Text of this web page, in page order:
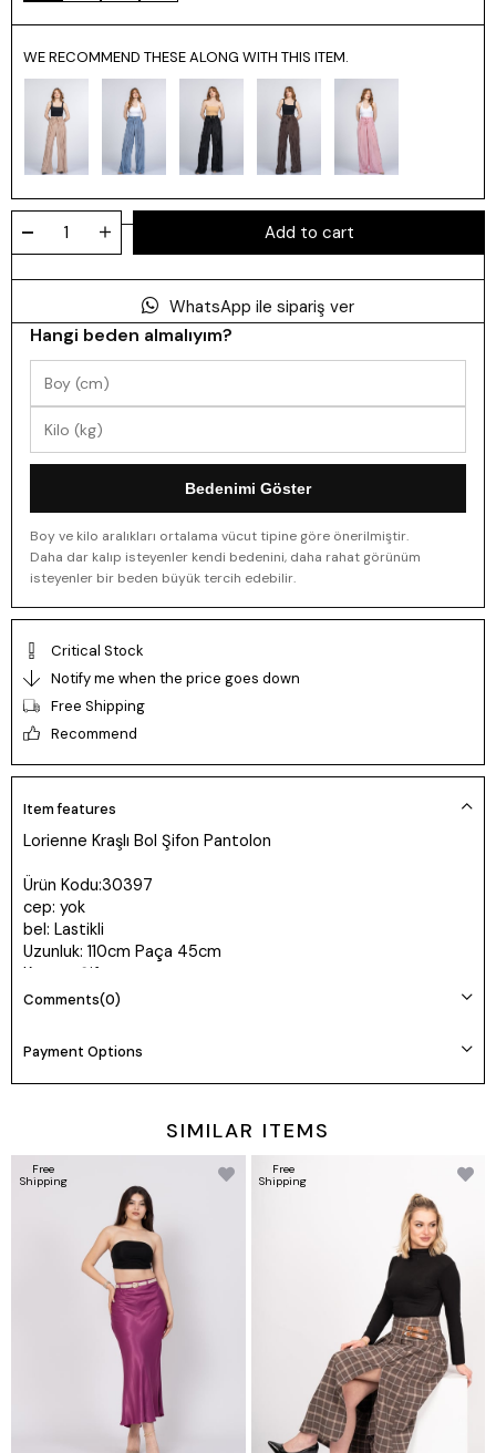
WE RECOMMEND THESE ALONG WITH THIS ITEM.
WhatsApp ile sipariş ver
Hangi beden almalıyım?
Bedenimi Göster
Boy ve kilo aralıkları ortalama vücut tipine göre önerilmiştir.
Daha dar kalıp isteyenler kendi bedenini, daha rahat görünüm
isteyenler bir beden büyük tercih edebilir.
Critical Stock
Notify me when the price goes down
Free Shipping
Recommend
Item features
Lorienne Kraşlı Bol Şifon Pantolon
Ürün Kodu:30397
cep: yok
bel: Lastikli
Uzunluk: 110cm Paça 45cm
Kumaş: Şifon
👉Prova Ürün Bilgileri:
Prova ürün bedeni: S/36
🌸Beden seçimi vücut tipine göre değişiklik gösterebilir.
Daha rahat kalıp isteyenler bir beden büyük tercih edebilir.
Ürün Beden Ölçü Bilgileri:
36/S Beden Göğüs: 83/90 Bel:67/74 Basen:91/98
38/M Beden Göğüs: 90/97 Bel:74/81 Basen:98/105
40/L Beden Göğüs: 97/104 Bel:81/88 Basen:105/112
42/XL Beden Göğüs: 104/114 Bel:88/98 Basen:112/120
44/XXL Beden Göğüs: 114/124 Bel:98/108 Basen:120/128
Comments(0)
Payment Options
SIMILAR ITEMS
Free
Shipping
Free
Shipping